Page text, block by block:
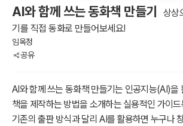
AI와 함께 쓰는 동화책 만들기
상상
기를 직접 동화로 만들어보세요!
임옥정
공유
AI와 함께 쓰는 동화책 만들기는 인공지능(AI)을
책을 제작하는 방법을 소개하는 실용적인 가이
기존의 출판 방식과 달리 AI를 활용하면 누구나